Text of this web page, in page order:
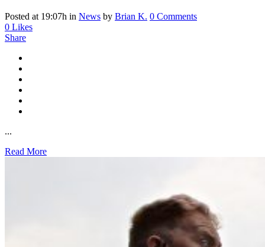
Posted at 19:07h in News by Brian K. 0 Comments
0 Likes
Share
...
Read More